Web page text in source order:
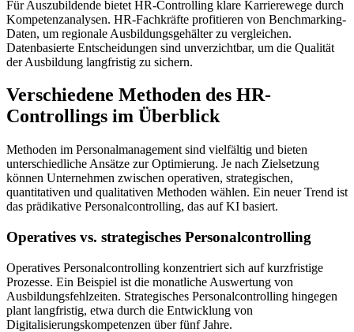
Für Auszubildende bietet HR-Controlling klare Karrierewege durch
Kompetenzanalysen. HR-Fachkräfte profitieren von Benchmarking-
Daten, um regionale Ausbildungsgehälter zu vergleichen.
Datenbasierte Entscheidungen sind unverzichtbar, um die Qualität
der Ausbildung langfristig zu sichern.
Verschiedene Methoden des HR-
Controllings im Überblick
Methoden im Personalmanagement sind vielfältig und bieten
unterschiedliche Ansätze zur Optimierung. Je nach Zielsetzung
können Unternehmen zwischen operativen, strategischen,
quantitativen und qualitativen Methoden wählen. Ein neuer Trend ist
das prädikative Personalcontrolling, das auf KI basiert.
Operatives vs. strategisches Personalcontrolling
Operatives Personalcontrolling konzentriert sich auf kurzfristige
Prozesse. Ein Beispiel ist die monatliche Auswertung von
Ausbildungsfehlzeiten. Strategisches Personalcontrolling hingegen
plant langfristig, etwa durch die Entwicklung von
Digitalisierungskompetenzen über fünf Jahre.